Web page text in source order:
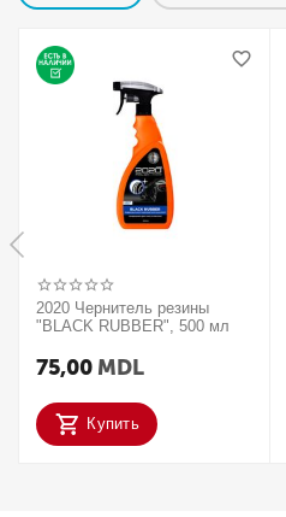
2020 Чернитель резины
"BLACK RUBBER", 500 мл
75,00 MDL
Купить